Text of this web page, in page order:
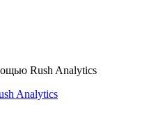
Analytics